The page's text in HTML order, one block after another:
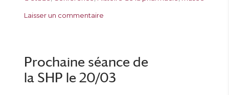
u
i
e
q
t
e
s
Laisser un commentaire
o
c
Prochaine séance de
la SHP le 20/03